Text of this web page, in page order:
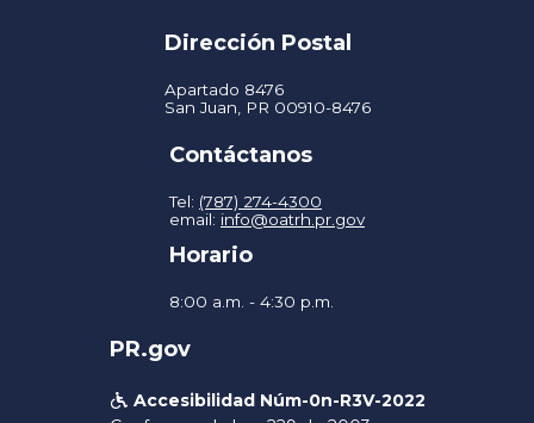
Dirección Postal
Apartado 8476
San Juan, PR 00910-8476
Contáctanos
Tel: (787) 274-4300
email: info@oatrh.pr.gov
Horario
8:00 a.m. - 4:30 p.m.
PR.gov
 Accesibilidad Núm-0n-R3V-2022